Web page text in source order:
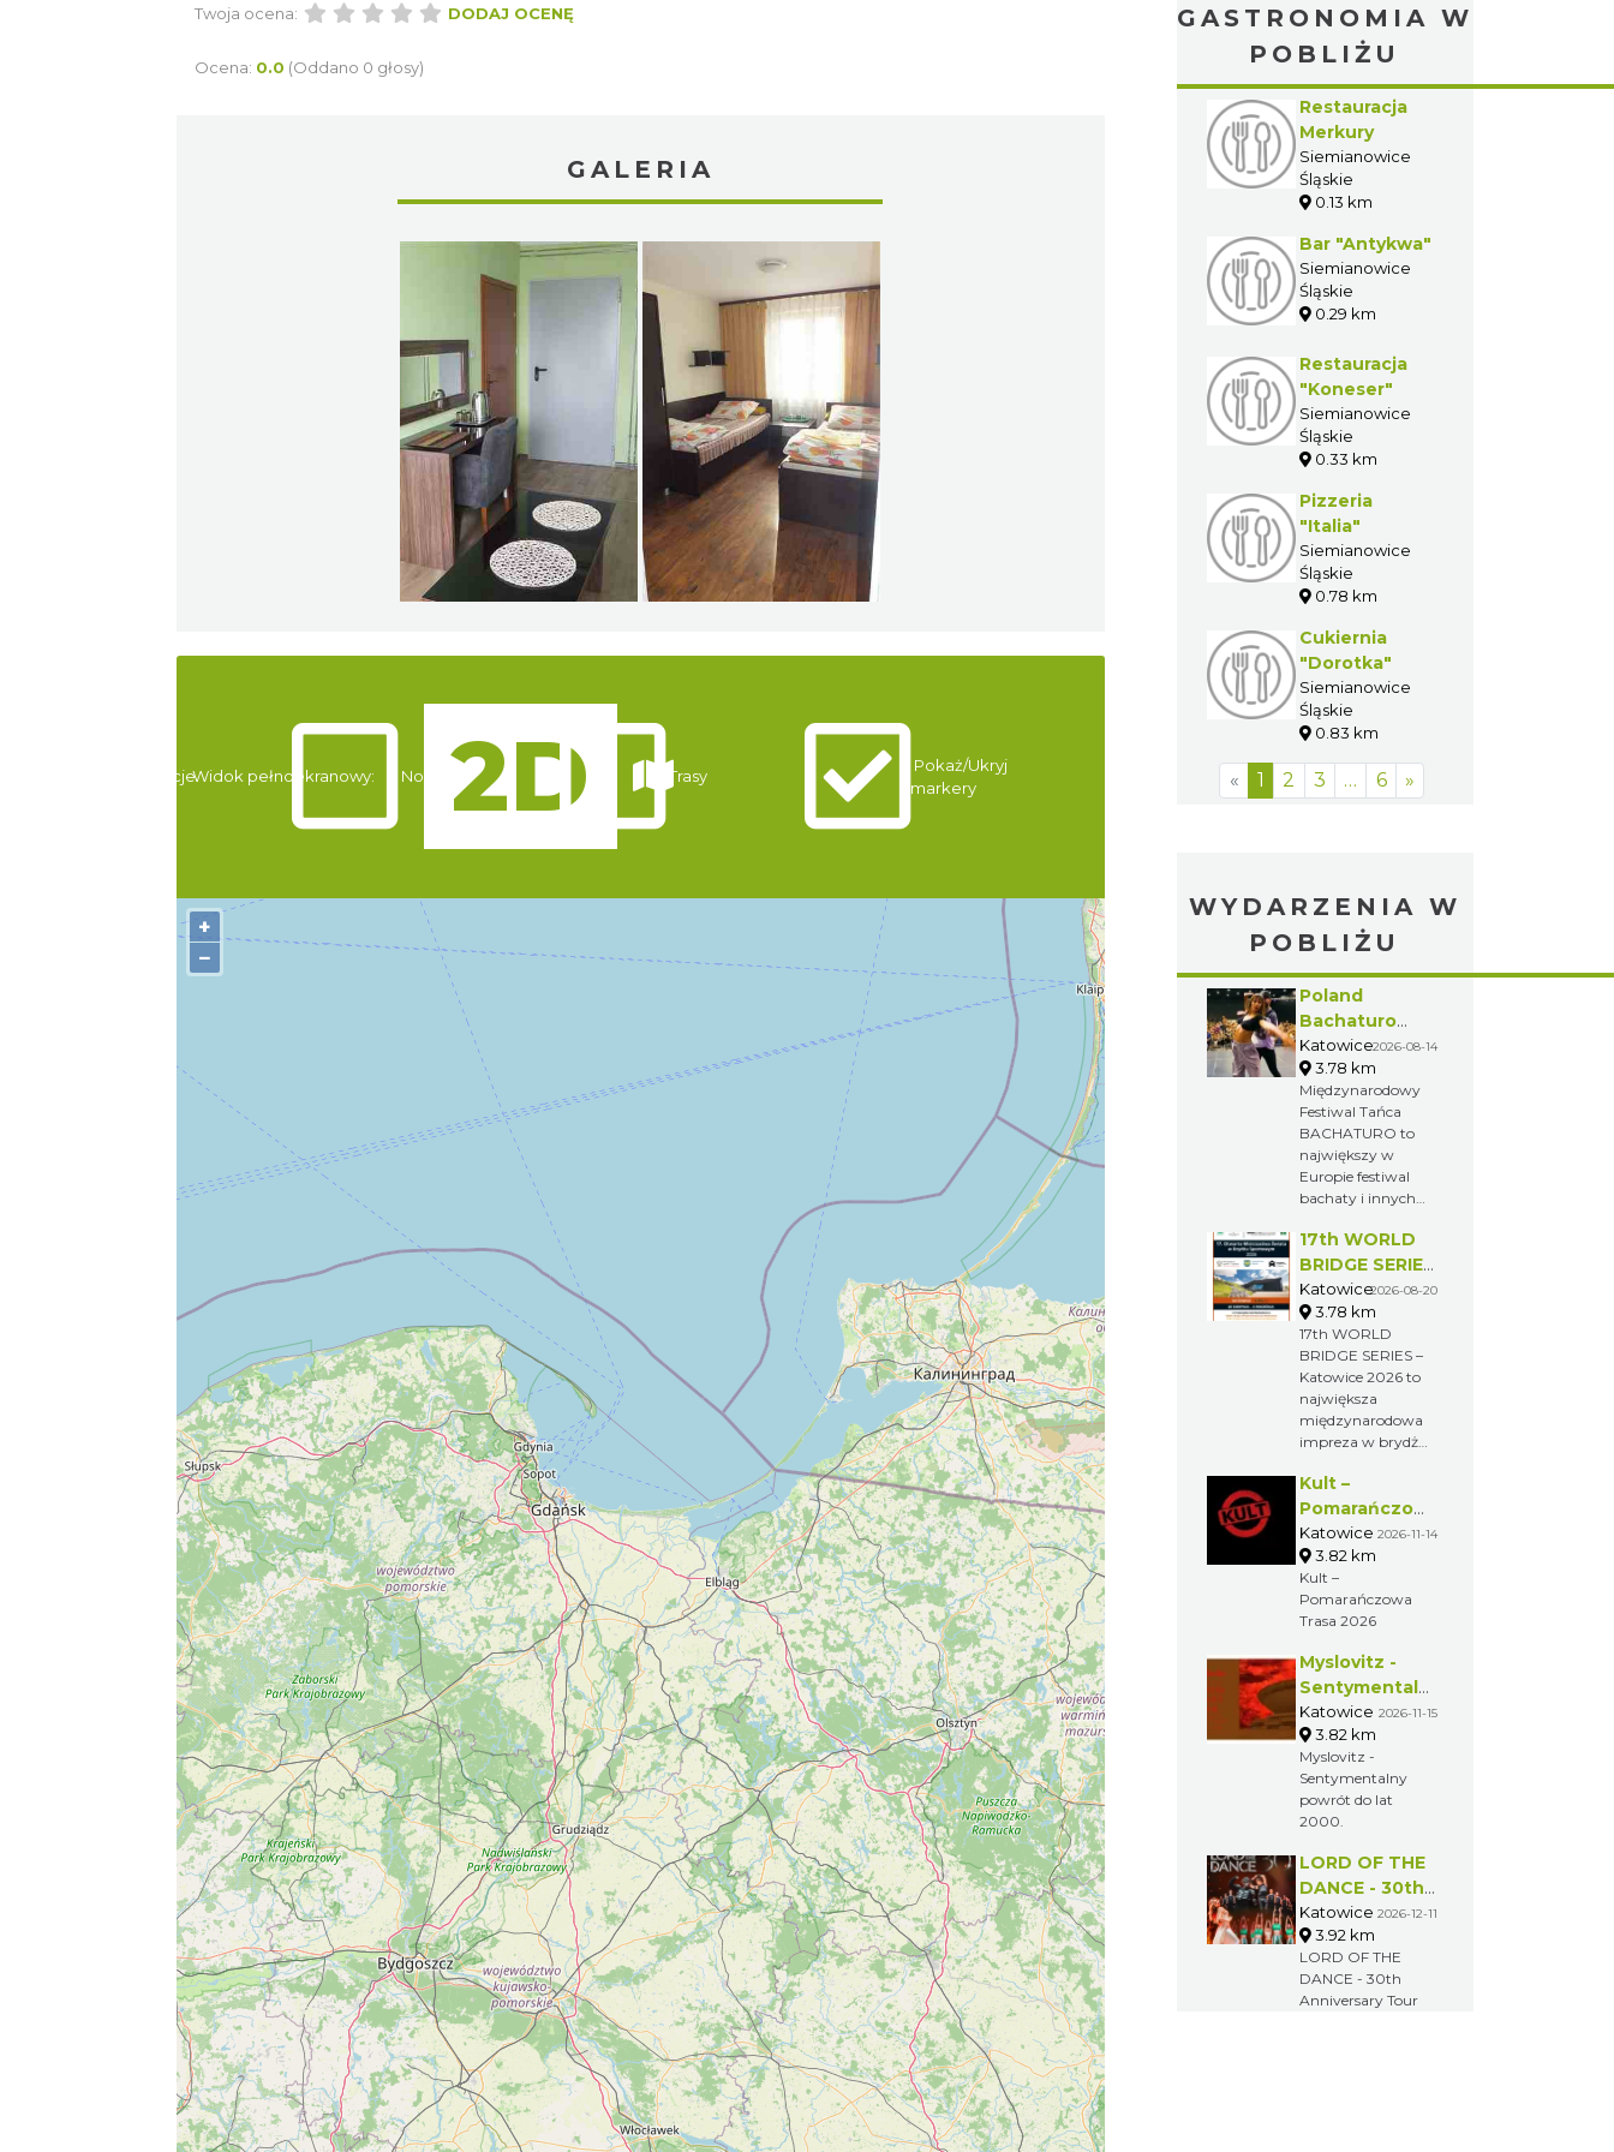
Twoja ocena: DODAJ OCENĘ
Ocena: 0.0 (Oddano 0 głosy)
GALERIA
+
−
Widok pełnoekranowy:
Atrakcje Noclegi Trasy
Pokaż/Ukryj
markery
GASTRONOMIA W
POBLIŻU
Restauracja
Merkury
Siemianowice
Śląskie
0.13 km
Bar "Antykwa"
Siemianowice
Śląskie
0.29 km
Restauracja
"Koneser"
Siemianowice
Śląskie
0.33 km
Pizzeria
"Italia"
Siemianowice
Śląskie
0.78 km
Cukiernia
"Dorotka"
Siemianowice
Śląskie
0.83 km
« 1 2 3 … 6 »
WYDARZENIA W
POBLIŻU
Poland
Bachaturo
Festiwal
Katowice2026-08-14
3.78 km
Międzynarodowy
Festiwal Tańca
BACHATURO to
największy w
Europie festiwal
bachaty i innych
tańców afro-
latynoskich. Na
uczestników
czekają warsztaty,
koncerty i imprezy
towarzyszące,
które pozwolą
przekonać się, jak
fenomenalne są te
tańce oraz dać
podziwiania sztuki
tanecznej
podczas pokazów.
17th WORLD
BRIDGE SERIES
– Katowice
2026
Katowice2026-08-20
3.78 km
17th WORLD
BRIDGE SERIES –
Katowice 2026 to
największa
międzynarodowa
impreza w brydżu
mająca rangę
Otwartych
Mistrzostw Świata,
czyli startują w niej
tworzone dowolnie
pary i teamy, bez
konieczności
tego samego kraju.
Kult –
Pomarańczowa
Trasa 2026
Katowice 2026-11-14
3.82 km
Kult –
Pomarańczowa
Trasa 2026
Myslovitz -
Sentymentalny
powrót do lat
2000
Katowice 2026-11-15
3.82 km
Myslovitz -
Sentymentalny
powrót do lat
2000.
LORD OF THE
DANCE - 30th
Anniversary
Tour
Katowice 2026-12-11
3.92 km
LORD OF THE
DANCE - 30th
Anniversary Tour